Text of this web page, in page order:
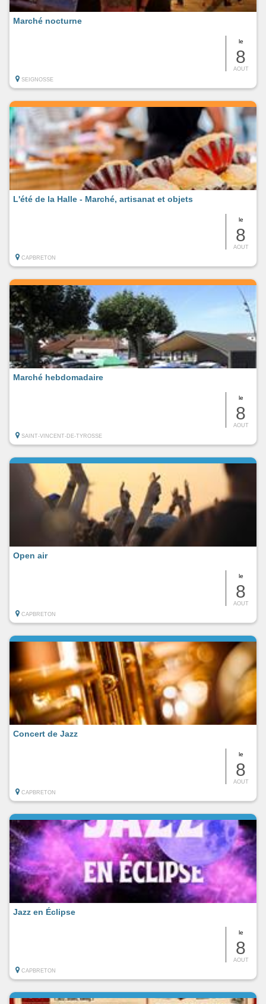
le
8
AOUT
Marché nocturne
SEIGNOSSE
le
8
AOUT
L'été de la Halle - Marché, artisanat et objets
CAPBRETON
le
8
AOUT
Marché hebdomadaire
SAINT-VINCENT-DE-TYROSSE
le
8
AOUT
Open air
CAPBRETON
le
8
AOUT
Concert de Jazz
CAPBRETON
le
8
AOUT
Jazz en Éclipse
CAPBRETON